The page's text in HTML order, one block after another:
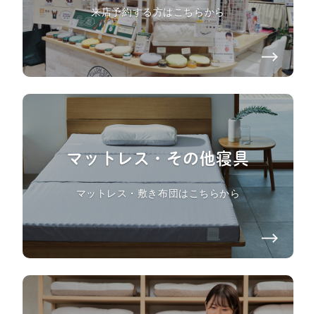
来店予約する方はこちらから
マットレス・その他寝具
マットレス・敷き布団はこちらから